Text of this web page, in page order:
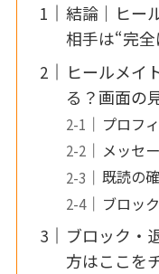
結論｜ヒー
相手は“完
ヒールメイ
る？画面の
プロフ
メッセ
既読の
ブロッ
ブロック・
方はここを